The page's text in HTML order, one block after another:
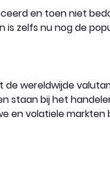
en toen niet
zelfs nu nog de
wereldwijde
staan bij het
en volatiele